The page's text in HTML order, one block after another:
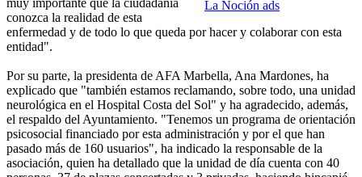
La Noción ads
muy importante que la ciudadanía
conozca la realidad de esta
enfermedad y de todo lo que queda por hacer y colaborar con esta
entidad".
Por su parte, la presidenta de AFA Marbella, Ana Mardones, ha
explicado que "también estamos reclamando, sobre todo, una unidad
neurológica en el Hospital Costa del Sol" y ha agradecido, además,
el respaldo del Ayuntamiento. "Tenemos un programa de orientación
psicosocial financiado por esta administración y por el que han
pasado más de 160 usuarios", ha indicado la responsable de la
asociación, quien ha detallado que la unidad de día cuenta con 40